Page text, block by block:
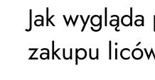
Jak
zakupu